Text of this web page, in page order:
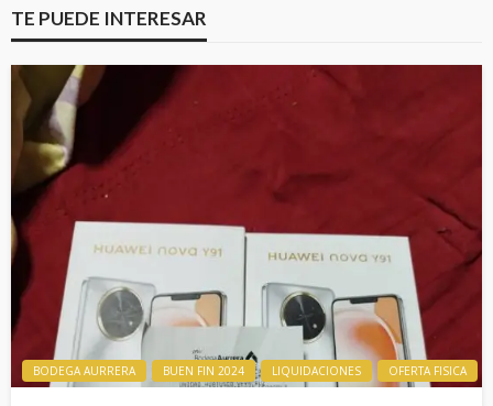
TE PUEDE INTERESAR
BODEGA AURRERA BUEN FIN 2024 LIQUIDACIONES OFERTA FISICA